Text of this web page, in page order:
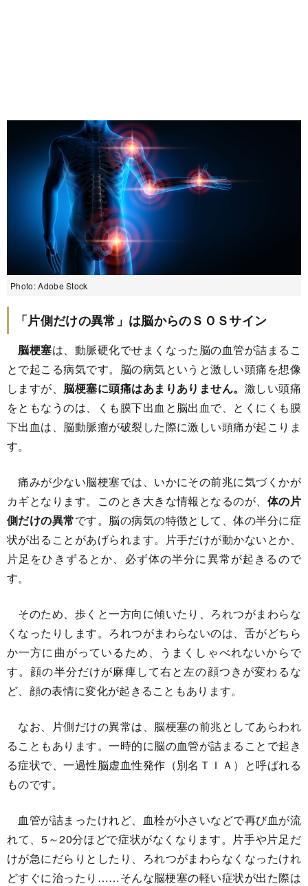
Photo: Adobe Stock
「片側だけの異常」は脳からのＳＯＳサイン
脳梗塞は、動脈硬化でせまくなった脳の血管が詰まるこ
とで起こる病気です。脳の病気というと激しい頭痛を想像
しますが、 脳梗塞に頭痛はあまりありません。 激しい頭痛
をともなうのは、くも膜下出血と脳出血で、とくにくも膜
下出血は、脳動脈瘤が破裂した際に激しい頭痛が起こりま
す。
痛みが少ない脳梗塞では、いかにその前兆に気づくかが
カギとなります。このとき大きな情報となるのが、 体の片
側だけの異常です。脳の病気の特徴として、体の半分に症
状が出ることがあげられます。片手だけが動かないとか、
片足をひきずるとか、必ず体の半分に異常が起きるので
す。
そのため、歩くと一方向に傾いたり、ろれつがまわらな
くなったりします。ろれつがまわらないのは、舌がどちら
か一方に曲がっているため、うまくしゃべれないからで
す。顔の半分だけが麻痺して右と左の顔つきが変わるな
ど、顔の表情に変化が起きることもあります。
なお、片側だけの異常は、脳梗塞の前兆としてあらわれ
ることもあります。一時的に脳の血管が詰まることで起き
る症状で、一過性脳虚血性発作（別名ＴＩＡ）と呼ばれる
ものです。
血管が詰まったけれど、血栓が小さいなどで再び血が流
れて、5～20分ほどで症状がなくなります。片手や片足だ
けが急にだらりとしたり、ろれつがまわらなくなったけれ
どすぐに治ったり……そんな脳梗塞の軽い症状が出た際は